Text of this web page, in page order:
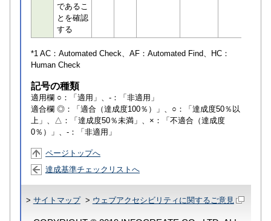
であるこ
とを確認
する
*1 AC： Automated Check、AF： Automated Find、HC：
Human Check
記号の種類
適用欄 ○：「適用」、-：「非適用」
適合欄 ◎：「適合（達成度100％）」、○：「達成度50％以
上」、△：「達成度50％未満」、×：「不適合（達成度
0％）」、-：「非適用」
ページトップへ
達成基準チェックリストへ
> サイトマップ> ウェブアクセシビリティに関するご意見